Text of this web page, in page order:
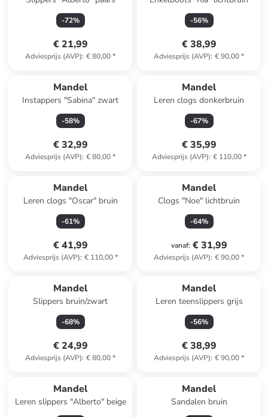
-72%
€ 21,99
Adviesprijs (AVP): € 80,00*
-56%
€ 38,99
Adviesprijs (AVP): € 90,00*
Mandel
Instappers "Sabina" zwart
-58%
€ 32,99
Adviesprijs (AVP): € 80,00*
Mandel
Leren clogs donkerbruin
-67%
€ 35,99
Adviesprijs (AVP): € 110,00*
Mandel
Leren clogs "Oscar" bruin
-61%
€ 41,99
Adviesprijs (AVP): € 110,00*
Mandel
Clogs "Noe" lichtbruin
-64%
vanaf: € 31,99
Adviesprijs (AVP): € 90,00*
Mandel
Slippers bruin/zwart
-68%
€ 24,99
Adviesprijs (AVP): € 80,00*
Mandel
Leren teenslippers grijs
-56%
€ 38,99
Adviesprijs (AVP): € 90,00*
Mandel
Leren slippers "Alberto" beige
Mandel
Sandalen bruin